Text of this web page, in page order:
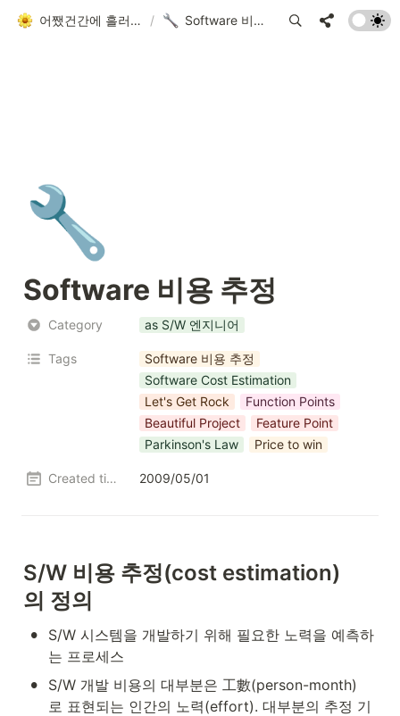
어쨌건간에 흘러가는 者 / Software 비용 추정
🔧
Software 비용 추정
Category as S/W 엔지니어
Tags
Software 비용 추정
Software Cost Estimation
Let's Get Rock
Function Points
Beautiful Project
Feature Point
Parkinson's Law
Price to win
Created time 2009/05/01
S/W 비용 추정(cost estimation)
의 정의
•
S/W 시스템을 개발하기 위해 필요한 노력을 예측하
는 프로세스
•
S/W 개발 비용의 대부분은 工數(person-month)
로 표현되는 인간의 노력(effort). 대부분의 추정 기